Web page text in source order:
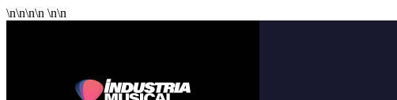
\n\n\n\n \n\n